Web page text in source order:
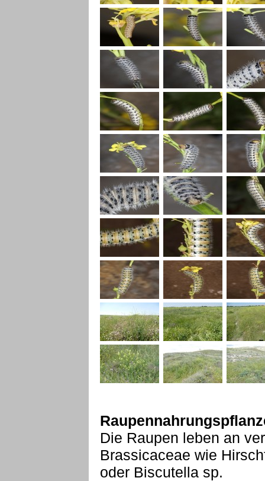
Die Raupen leben an
Brassicaceae wie
oder Biscutella sp.